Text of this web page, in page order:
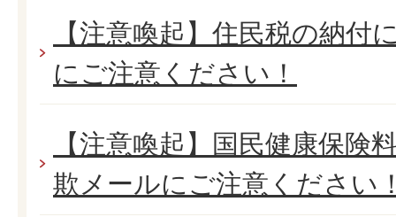
【注意喚起】住民税の納付
にご注意ください！
【注意喚起】国民健康保険
欺メールにご注意ください